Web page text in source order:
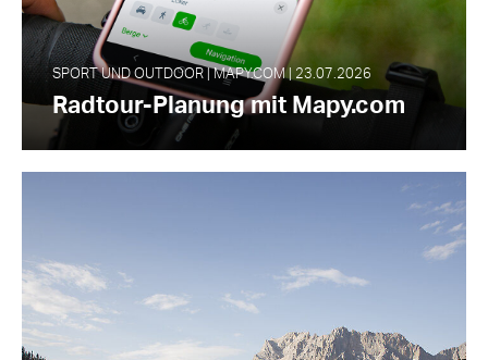
SPORT UND OUTDOOR | MAPY.COM | 23.07.2026
Radtour-Planung mit Mapy.com